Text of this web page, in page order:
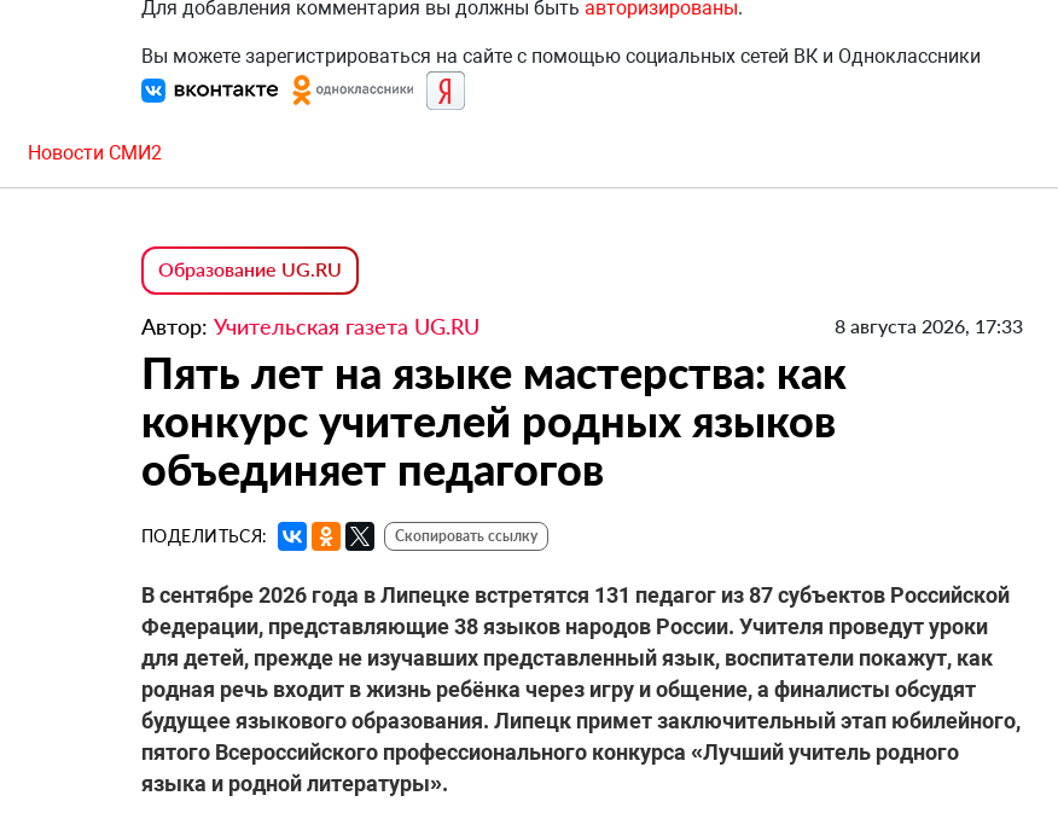
Для добавления комментария вы должны быть авторизированы.
Вы можете зарегистрироваться на сайте с помощью социальных сетей ВК и Одноклассники
Новости СМИ2
Образование UG.RU
Автор: Учительская газета UG.RU 8 августа 2026, 17:33
Пять лет на языке мастерства: как
конкурс учителей родных языков
объединяет педагогов
ПОДЕЛИТЬСЯ: Скопировать ссылку
В сентябре 2026 года в Липецке встретятся 131 педагог из 87 субъектов Российской
Федерации, представляющие 38 языков народов России. Учителя проведут уроки
для детей, прежде не изучавших представленный язык, воспитатели покажут, как
родная речь входит в жизнь ребёнка через игру и общение, а финалисты обсудят
будущее языкового образования. Липецк примет заключительный этап юбилейного,
пятого Всероссийского профессионального конкурса «Лучший учитель родного
языка и родной литературы».